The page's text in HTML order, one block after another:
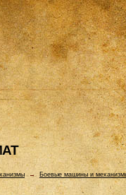
→ Боевые машины и